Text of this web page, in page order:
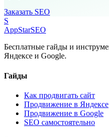
Заказать SEO
S
AppStarSEO
Бесплатные гайды и
Яндексе и Google.
Гайды
Как продвигать сайт
Продвижение в Яндексе
Продвижение в Google
SEO самостоятельно